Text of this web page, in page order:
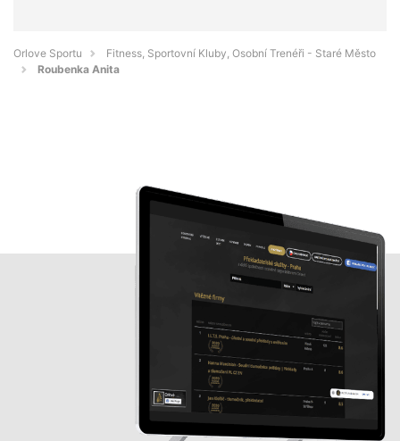
Orlove Sportu
Fitness, Sportovní Kluby, Osobní Trenéři - Staré Město
Roubenka Anita